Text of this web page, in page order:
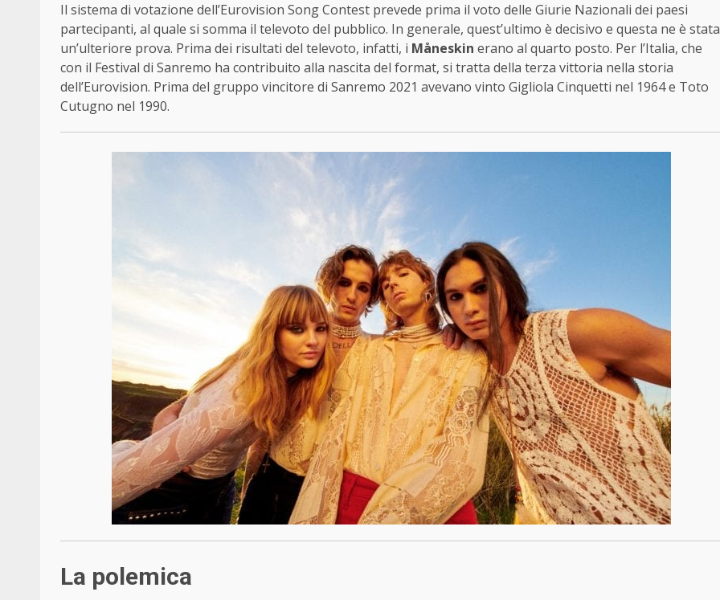
Il sistema di votazione dell’Eurovision Song Contest prevede prima il voto delle Giurie Nazionali dei paesi
partecipanti, al quale si somma il televoto del pubblico. In generale, quest’ultimo è decisivo e questa ne è stata
un’ulteriore prova. Prima dei risultati del televoto, infatti, i Måneskin erano al quarto posto. Per l’Italia, che
con il Festival di Sanremo ha contribuito alla nascita del format, si tratta della terza vittoria nella storia
dell’Eurovision. Prima del gruppo vincitore di Sanremo 2021 avevano vinto Gigliola Cinquetti nel 1964 e Toto
Cutugno nel 1990.
La polemica